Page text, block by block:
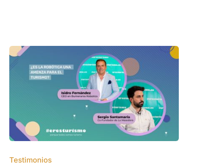
Testimonios